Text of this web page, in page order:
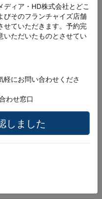
ィア・HD株式会社とどこ
びそのフランチャイズ店舗
せていただきます。予約完
いただいたものとさせてい
軽にお問い合わせくださ
わせ窓口
しました